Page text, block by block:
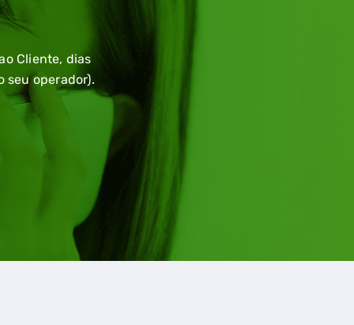
Cliente, dias
seu operador).
FALHA DE GÁS